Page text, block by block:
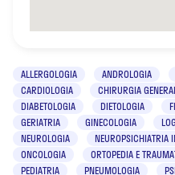
ALLERGOLOGIA ANDROLOGIA
CARDIOLOGIA
CHIRURGIA
DIABETOLOGIA
DIETOLOGIA
GERIATRIA
GINECOLOGIA
NEUROLOGIA
NEUROPSICHIATRIA
ONCOLOGIA
ORTOPEDIA E
PEDIATRIA
PNEUMOLOGIA